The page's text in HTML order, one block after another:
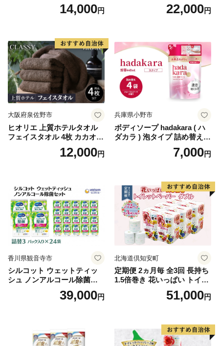
り×12セット)【1256759】
14,000円
パー（ダブル）64ロール(8ロ
ール×8パック) 開成町 トイレ
蓄 防災 エコ 消耗品 生活雑貨
生活用品 無香料 トイレット
ペーパー ダブル といれっと
ぺーぱー トイレ クレシア ト
イレットペーパー [BDBH002
-1]
22,000円
大阪府泉佐野市
ヒオリエ 上質ホテルタオル
フェイスタオル 4枚 カカオ
【タオル 泉州タオル 吸水 普
段使い 無地 シンプル 日用品
12,000円
兵庫県小野市
ボディソープ hadakara ( ハ
ダカラ ) 泡タイプ 詰め替え 4
40ml×4袋 ボディーソープ 泡
ボディソープ 泡 日用品 消耗
泡石鹸 石鹸 兵庫 兵庫県 小野
7,000円
香川県観音寺市
シルコット ウェットティッ
シュ ノンアルコール除菌詰
替（43枚×3P）×24袋 日用品
おもちゃ 拭き取り 手拭き 外
39,000円
北海道倶知安町
定期便 2ヵ月毎 全3回 長持ち
1.5倍巻き 花いっぱい トイレ
ットペーパー ダブル 45ｍ 計
72ロール 全18種 花柄 プリン
ー 消耗品 備蓄 送料無料 北海
道 倶知安町 日用品
51,000円